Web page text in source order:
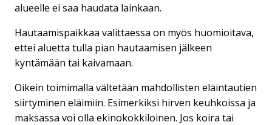
alueelle ei saa haudata lainkaan.
Hautaamispaikkaa valittaessa on myös huomioitava,
ettei aluetta tulla pian hautaamisen jälkeen
kyntämään tai kaivamaan.
Oikein toimimalla vältetään mahdollisten eläintautien
siirtyminen eläimiin. Esimerkiksi hirven keuhkoissa ja
maksassa voi olla ekinokokkiloinen. Jos koira tai